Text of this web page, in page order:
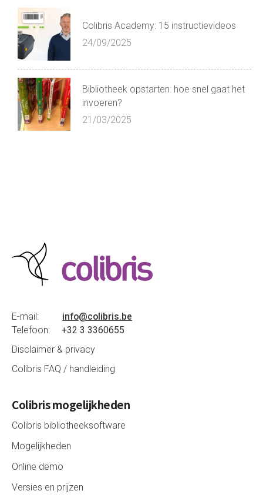
Colibris Academy: 15 instructievideos
24/09/2025
Bibliotheek opstarten: hoe snel gaat het
invoeren?
21/03/2025
E-mail: info@colibris.be
Telefoon: +32 3 3360655
Disclaimer & privacy
Colibris FAQ / handleiding
Colibris mogelijkheden
Colibris bibliotheeksoftware
Mogelijkheden
Online demo
Versies en prijzen